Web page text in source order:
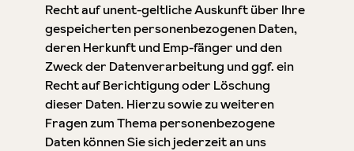
Recht auf unent-geltliche Auskunft über Ihre
gespeicherten personenbezogenen Daten,
deren Herkunft und Emp-fänger und den
Zweck der Datenverarbeitung und ggf. ein
Recht auf Berichtigung oder Löschung
dieser Daten. Hierzu sowie zu weiteren
Fragen zum Thema personenbezogene
Daten können Sie sich jederzeit an uns